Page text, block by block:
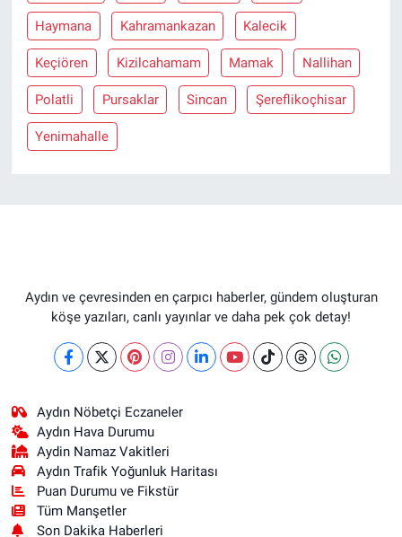
Haymana Kahramankazan Kalecik
Keçiören Kizilcahamam Mamak Nallihan
Polatli Pursaklar Sincan Şereflikoçhisar
Yenimahalle
Aydın ve çevresinden en çarpıcı haberler, gündem oluşturan
köşe yazıları, canlı yayınlar ve daha pek çok detay!
Aydın Nöbetçi Eczaneler
Aydın Hava Durumu
Aydin Namaz Vakitleri
Aydın Trafik Yoğunluk Haritası
Puan Durumu ve Fikstür
Tüm Manşetler
Son Dakika Haberleri